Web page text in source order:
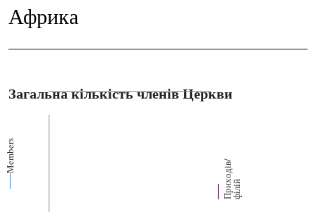
Африка
Загальна кількість членів Церкви
Members
П
р
их
о
д
і
в
/
ф
і
л
ій